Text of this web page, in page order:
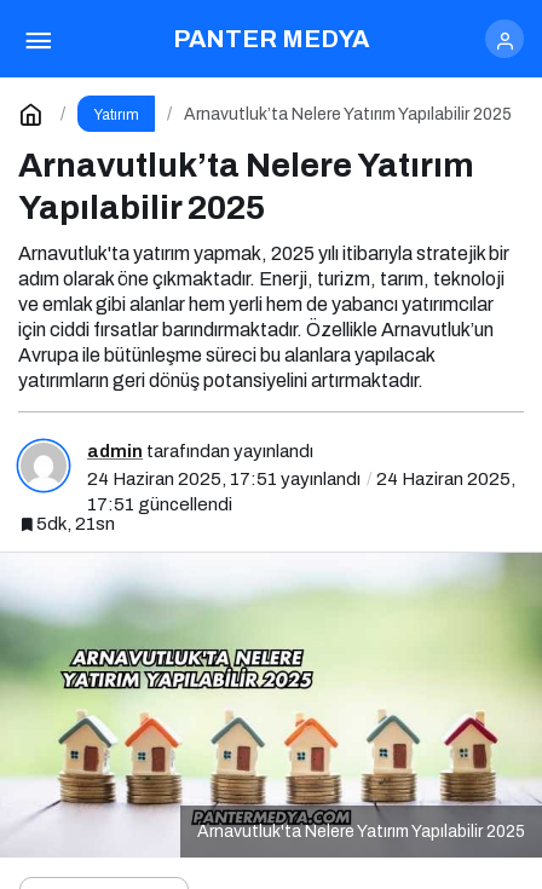
PANTER MEDYA
Yatırım Arnavutluk’ta Nelere Yatırım Yapılabilir 2025
Arnavutluk’ta Nelere Yatırım
Yapılabilir 2025
Arnavutluk'ta yatırım yapmak, 2025 yılı itibarıyla stratejik bir
adım olarak öne çıkmaktadır. Enerji, turizm, tarım, teknoloji
ve emlak gibi alanlar hem yerli hem de yabancı yatırımcılar
için ciddi fırsatlar barındırmaktadır. Özellikle Arnavutluk’un
Avrupa ile bütünleşme süreci bu alanlara yapılacak
yatırımların geri dönüş potansiyelini artırmaktadır.
admin tarafından yayınlandı
24 Haziran 2025, 17:51 yayınlandı
24 Haziran 2025,
17:51 güncellendi
5dk, 21sn
Arnavutluk'ta Nelere Yatırım Yapılabilir 2025
Arnavutluk’ta Nelere Yatırım Yapılabilir 2025
Yorum Yap